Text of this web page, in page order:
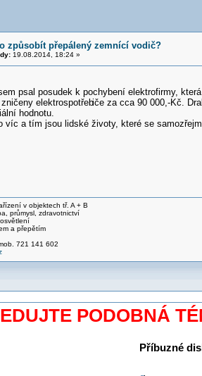
způsobít přepálený zemnící vodič?
19.08.2014, 18:24 »
psal posudek k pochybení elektrofirmy,
elektrospotřebiče za cca 90 000,-Kč.
hodnotu.
víc a tím jsou lidské životy, které se
v objektech tř. A + B
průmysl, zdravotnictví
a přepětím
721 141 602
PODOBNÁ
Příbuzné